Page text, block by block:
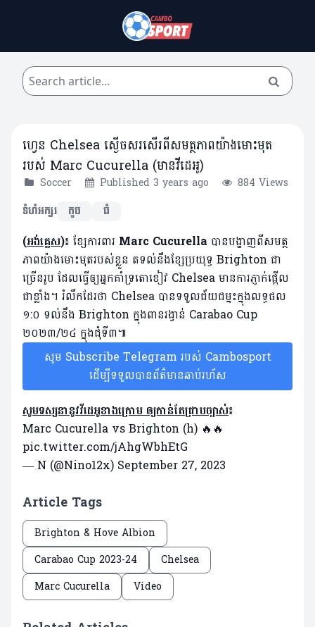
ហ្វេន Chelsea ស្ងើចសរសើរពីសមត្ថភាពយ៉ាងមោះមុត
របស់ Marc Cucurella (មានវីដេអូ)
Soccer Published 3 years ago
884 Views
ទំហំអក្សរ
តូច ធំ
(អង់គ្លេស)៖ ខ្សែការពារ Marc Cucurella បានបង្ហាញពីសមត្ថ
ភាពយ៉ាងមោះមុតរបស់ខ្លួន តទល់នឹងខ្សែប្រយុទ្ធ Brighton ជា
ច្រើនរូប ដែលធ្វើឲ្យអ្នកគាំទ្រតោខៀវ Chelsea មានការភ្ញាក់ផ្អើល
ជាខ្លាំង។ រំលឹកដែរថា Chelsea បានទទួលជ័យជម្នះក្នុងលទ្ធផល
១:០ ទល់នឹង Brighton ក្នុងពានរង្វាន់ Carabao Cup
២០២៣/២៤ ក្នុងជុំទី៣៕
សូម Subscribe Telegram របស់ Cambosport
ដើម្បីទទួលបានព័ត៌មានឆាប់រហ័ស
សូមទស្សនានូវវីដេអូខាងក្រោម ឲ្យកាន់តែជ្រាបច្បាស់៖
Marc Cucurella vs Brighton (h) 🔥🔥
pic.twitter.com/jAhgWbhEtG
— N (@Nino12x) September 27, 2023
Article Tags
Brighton & Hove Albion
Carabao Cup 2023-24
Chelsea
Marc Cucurella
Video